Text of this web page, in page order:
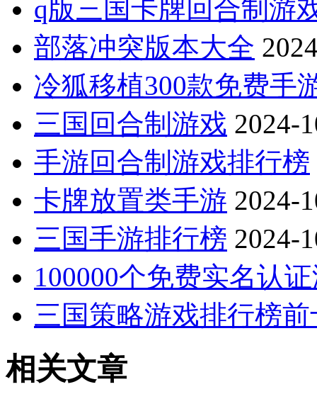
q版三国卡牌回合制游
部落冲突版本大全
冷狐移植300款免费手
三国回合制游戏 2024-
手游回合制游戏排行榜
卡牌放置类手游 2024-
三国手游排行榜 2024-
100000个免费实名认
三国策略游戏排行榜
相关文章